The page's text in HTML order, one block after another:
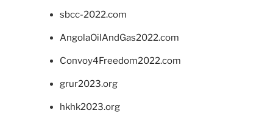
sbcc-2022.com
AngolaOilAndGas2022.com
Convoy4Freedom2022.com
grur2023.org
hkhk2023.org